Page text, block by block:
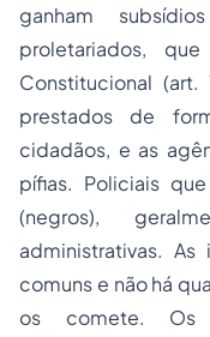
ganham
proletariados,
Constitucional
prestados de
cidadãos, e as
pífias. Policiais
(negros),
administrativas. As
comuns e não há
os comete. Os